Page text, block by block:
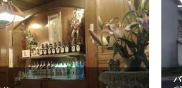
ー＆カフェボンベイ